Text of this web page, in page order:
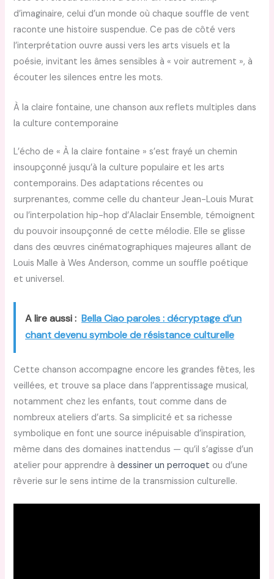
d’imaginaire, celui d’un monde où chaque souffle de vent
raconte une histoire suspendue. Ce pas de côté vers
l’interprétation ouvre aussi vers les arts visuels et la
poésie, invitant les âmes sensibles à « voir autrement », à
écouter les silences entre les mots.
À la claire fontaine, une chanson aux reflets multiples dans
la culture contemporaine
L’écho de « À la claire fontaine » s’est frayé un chemin
insoupçonné jusqu’à la culture populaire et les arts
contemporains. Des adaptations récentes ou
surprenantes, comme celle du chanteur Jean-Louis Murat
ou l’interpolation hip-hop d’Alaclair Ensemble, témoignent
du pouvoir insoupçonné de cette mélodie. Elle se glisse
dans des œuvres cinématographiques majeures allant de
Louis Malle à Wes Anderson, comme un souffle poétique
et universel.
A lire aussi : Bella Ciao paroles : décryptage d’un
chant devenu symbole de résistance culturelle
Cette chanson accompagne encore les grandes fêtes, les
veillées, et trouve sa place dans l’apprentissage musical,
notamment chez les enfants, tout comme dans de
nombreux ateliers d’arts. Sa simplicité et sa richesse
symbolique en font une source inépuisable d’inspiration,
même dans des domaines inattendus — qu’il s’agisse d’un
atelier pour apprendre àdessiner un perroquet ou d’une
rêverie sur le sens intime de la transmission culturelle.